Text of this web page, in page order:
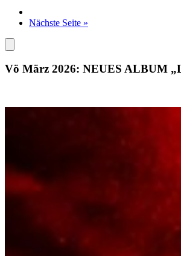
Nächste Seite »
Vö März 2026: NEUES ALBUM